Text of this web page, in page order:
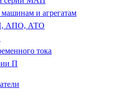
и агрегатам
АПО, АТО
тока
П